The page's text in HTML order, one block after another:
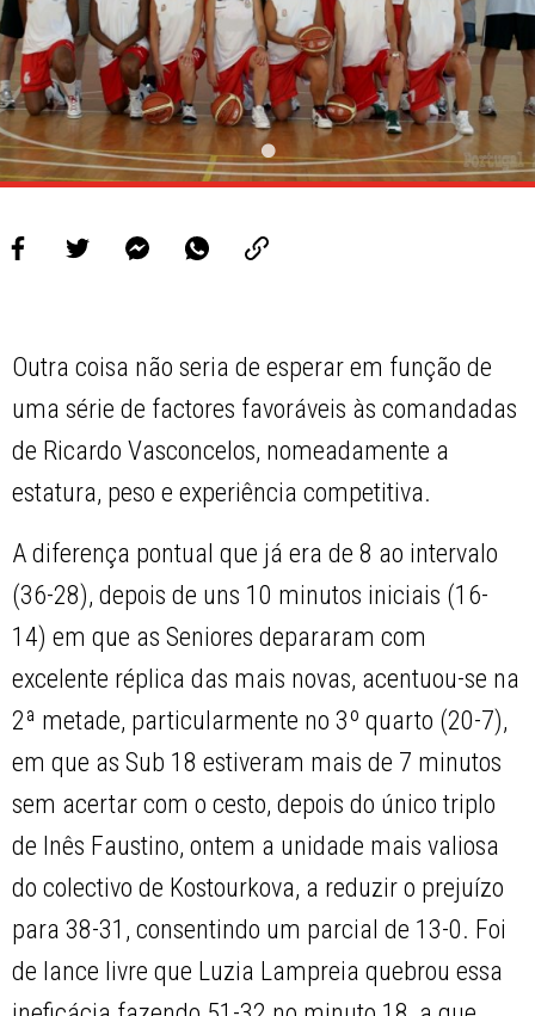
Outra coisa não seria de esperar em função de
uma série de factores favoráveis às comandadas
de Ricardo Vasconcelos, nomeadamente a
estatura, peso e experiência competitiva.
A diferença pontual que já era de 8 ao intervalo
(36-28), depois de uns 10 minutos iniciais (16-
14) em que as Seniores depararam com
excelente réplica das mais novas, acentuou-se na
2ª metade, particularmente no 3º quarto (20-7),
em que as Sub 18 estiveram mais de 7 minutos
sem acertar com o cesto, depois do único triplo
de Inês Faustino, ontem a unidade mais valiosa
do colectivo de Kostourkova, a reduzir o prejuízo
para 38-31, consentindo um parcial de 13-0. Foi
de lance livre que Luzia Lampreia quebrou essa